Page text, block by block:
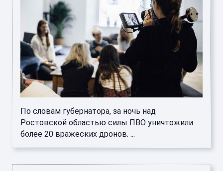
По словам губернатора, за ночь над
Ростовской областью силы ПВО уничтожили
более 20 вражеских дронов. ...